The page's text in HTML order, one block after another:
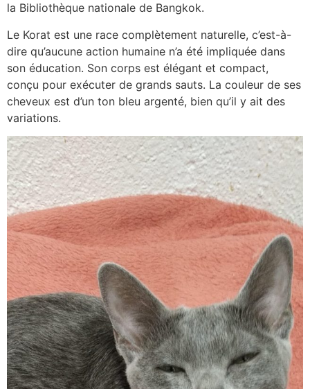
la Bibliothèque nationale de Bangkok.
Le Korat est une race complètement naturelle, c’est-à-
dire qu’aucune action humaine n’a été impliquée dans
son éducation. Son corps est élégant et compact,
conçu pour exécuter de grands sauts. La couleur de ses
cheveux est d’un ton bleu argenté, bien qu’il y ait des
variations.